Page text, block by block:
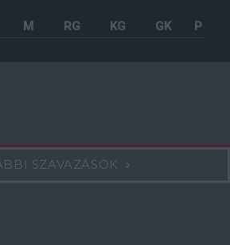
M RG KG GK P
SZAVAZÁSOK